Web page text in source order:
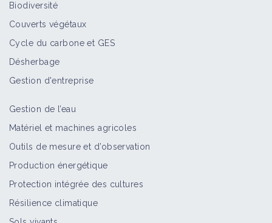
Biodiversité
Couverts végétaux
Cycle du carbone et GES
Désherbage
Gestion d'entreprise
Gestion de l’eau
Matériel et machines agricoles
Outils de mesure et d’observation
Production énergétique
Protection intégrée des cultures
Résilience climatique